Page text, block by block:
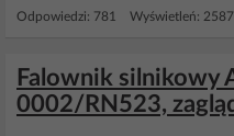
Odpowiedzi: 781 Wyświetleń:
Falownik silnikowy
0002/RN523,